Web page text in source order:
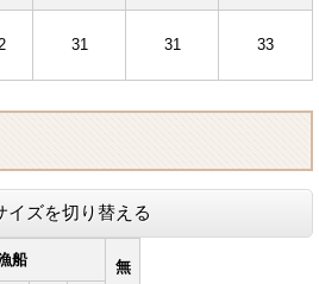
31 31 33
イズを切り替える
船
無